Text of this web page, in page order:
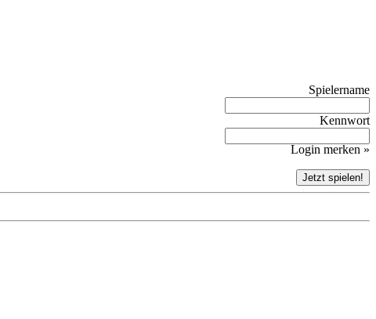
Spielername
Kennwort
Login merken »